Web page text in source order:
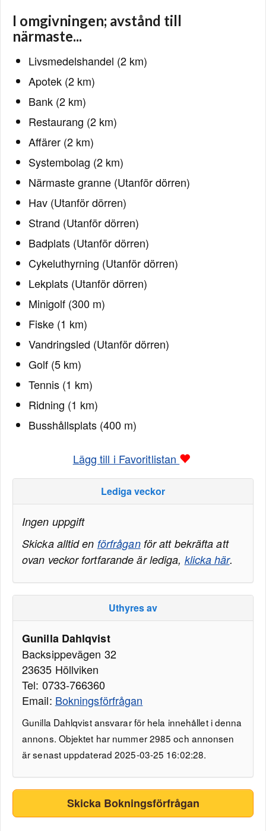
I omgivningen; avstånd till
närmaste...
Livsmedelshandel (2 km)
Apotek (2 km)
Bank (2 km)
Restaurang (2 km)
Affärer (2 km)
Systembolag (2 km)
Närmaste granne (Utanför dörren)
Hav (Utanför dörren)
Strand (Utanför dörren)
Badplats (Utanför dörren)
Cykeluthyrning (Utanför dörren)
Lekplats (Utanför dörren)
Minigolf (300 m)
Fiske (1 km)
Vandringsled (Utanför dörren)
Golf (5 km)
Tennis (1 km)
Ridning (1 km)
Busshållsplats (400 m)
Lägg till i Favoritlistan
Lediga veckor
Ingen uppgift
Skicka alltid en förfråganför att bekräfta att
ovan veckor fortfarande är lediga, klicka här.
Uthyres av
Gunilla Dahlqvist
Backsippevägen 32
23635 Höllviken
Tel: 0733-766360
Email: Bokningsförfrågan
Gunilla Dahlqvist ansvarar för hela innehållet i denna
annons. Objektet har nummer 2985 och annonsen
är senast uppdaterad 2025-03-25 16:02:28.
Skicka Bokningsförfrågan